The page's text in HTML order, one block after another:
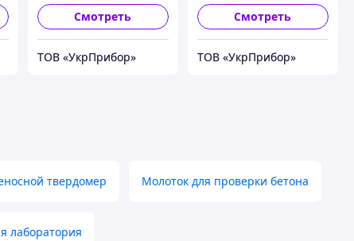
Смотреть
ТОВ «УкрПрибор»
Смотреть
ТОВ «УкрПрибор»
твердомер Молоток для проверки бетона
лаборатория